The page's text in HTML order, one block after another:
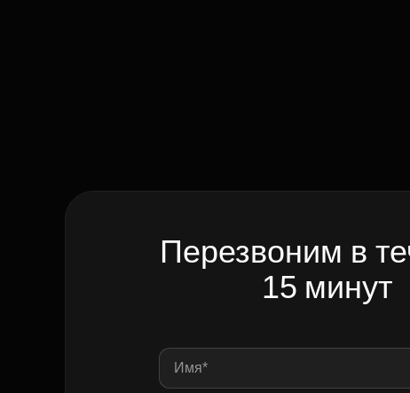
Перезвоним в
15 минут